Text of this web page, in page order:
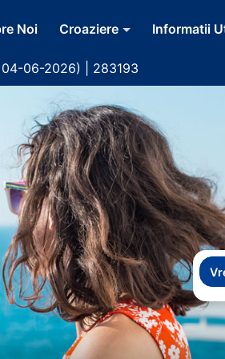
Noi Croaziere Informatii
06-2026) | 283193